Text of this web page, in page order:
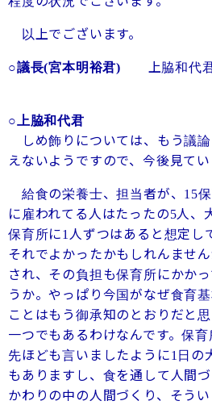
以上でございます。
○議長(宮本明裕君) 上脇和代君
○上脇和代君
しめ飾りについては、もう議
えないようですので、今後見てい
給食の栄養士、担当者が、
15
に雇われてる人はたったの5人、
保育所に1 人ずつはあると想定し
それでよかったかもしれんませ
され、その負担も保育所にかか
うか。やっぱり今国がなぜ食育
ことはもう御承知のとおりだと
一つでもあるわけなんです。保育
先ほども言いましたように1 日の
もありますし、食を通して人間
かわりの中の人間づくり、そう